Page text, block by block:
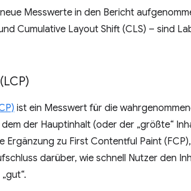
Messwerte in den Bericht
Cumulative Layout Shift (CLS) – sind
ist ein Messwert für die
der Hauptinhalt (oder der „größte“
Ergänzung zu First Contentful Paint
darüber, wie schnell Nutzer den